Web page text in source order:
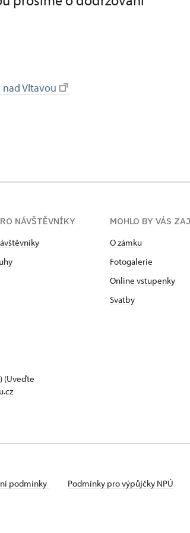
Vltavou
NÁVŠTĚVNÍKY
MOHLO BY VÁS
O zámku
Fotogalerie
Online vstupenky
Svatby
(Uveďte
podmínky
Podmínky pro výpůjčky NPÚ